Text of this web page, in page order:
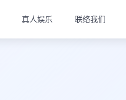
真人娱乐 联络我们